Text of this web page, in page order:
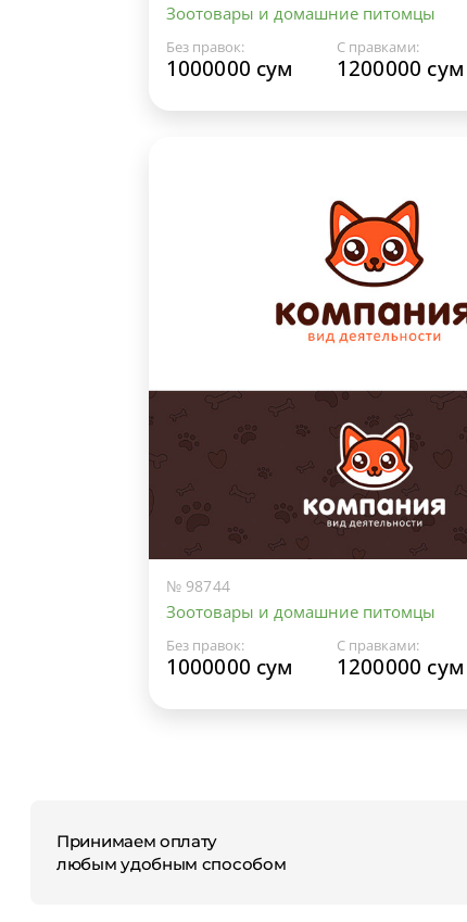
Зоотовары и домашние питомцы
Без правок:
1000000 сум
С правками:
1200000 сум
№ 98744
Зоотовары и домашние питомцы
Без правок:
1000000 сум
С правками:
1200000 сум
Принимаем оплату
любым удобным способом